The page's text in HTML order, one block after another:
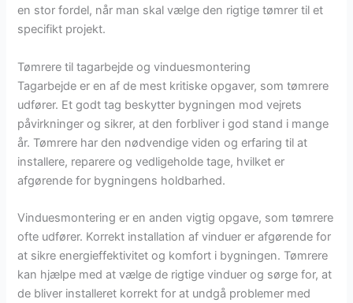
en stor fordel, når man skal vælge den rigtige tømrer til et
specifikt projekt.
Tømrere til tagarbejde og vinduesmontering
Tagarbejde er en af de mest kritiske opgaver, som tømrere
udfører. Et godt tag beskytter bygningen mod vejrets
påvirkninger og sikrer, at den forbliver i god stand i mange
år. Tømrere har den nødvendige viden og erfaring til at
installere, reparere og vedligeholde tage, hvilket er
afgørende for bygningens holdbarhed.
Vinduesmontering er en anden vigtig opgave, som tømrere
ofte udfører. Korrekt installation af vinduer er afgørende for
at sikre energieffektivitet og komfort i bygningen. Tømrere
kan hjælpe med at vælge de rigtige vinduer og sørge for, at
de bliver installeret korrekt for at undgå problemer med